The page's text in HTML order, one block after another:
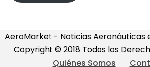
AeroMarket - Noticias Aeronáuticas
Copyright © 2018 Todos los
Quiénes Somos